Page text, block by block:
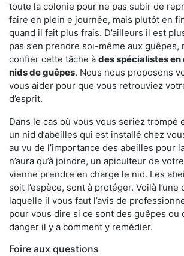
toute la colonie pour ne pas subir de
faire en plein e journée, mais plutôt en
quand il fait plus frais. D’ailleurs il est
pas s’en prendre soi-même aux guêpes,
confier cette tâche à des spécialistes
nids de guêpes. Nous nous proposons
vous aider pour que vous retrouviez
d’esprit.
Dans le cas où vous vous seriez trompé
un nid d’abeilles qui est installé chez
au vu de l’importance des abeilles pour
n’aura qu’à joindre, un apiculteur de
vienne prendre en charge le nid. Les
soit l’espèce, sont à protéger. Voilà
laquelle il vous faut l’avis de
pour vous dire si ce sont des guêpes ou
danger il y a comment y remédier.
Foire aux questions